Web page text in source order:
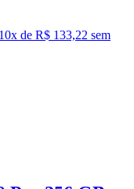
10x de R$ 133,22 sem